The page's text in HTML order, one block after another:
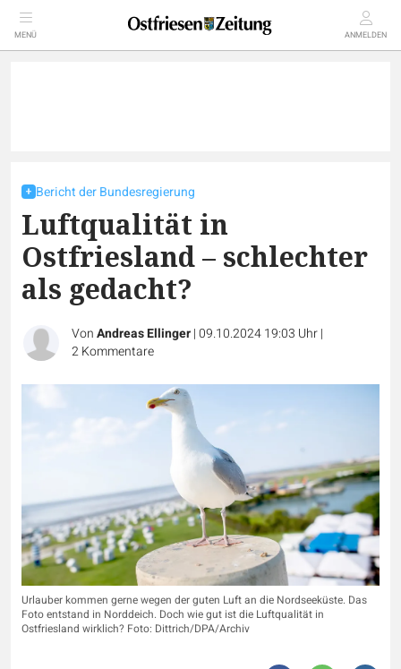
MENÜ ANMELDEN
Bericht der Bundesregierung
Luftqualität in
Ostfriesland – schlechter
als gedacht?
VonAndreas Ellinger|09.10.2024 19:03 Uhr|
2Kommentare
Urlauber kommen gerne wegen der guten Luft an die Nordseeküste. Das
Foto entstand in Norddeich. Doch wie gut ist die Luftqualität in
Ostfriesland wirklich? Foto: Dittrich/DPA/Archiv